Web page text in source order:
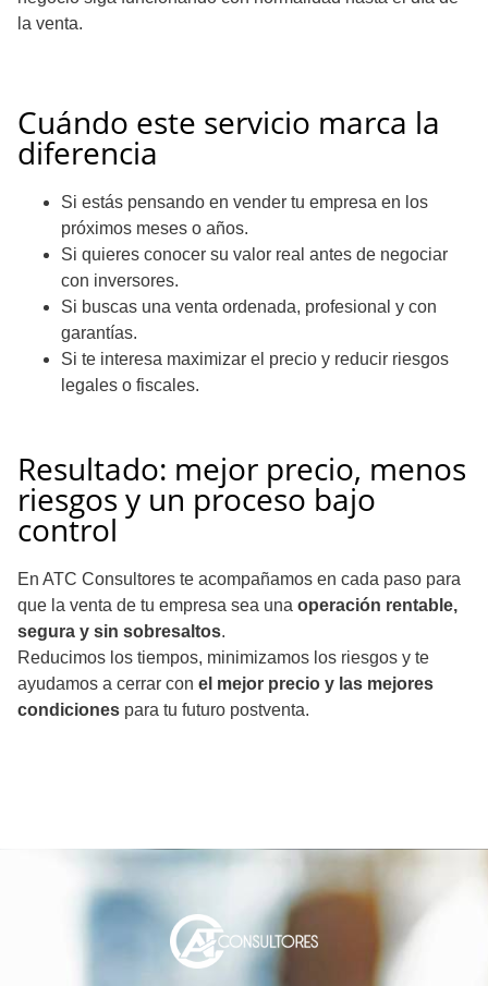
la venta.
Cuándo este servicio marca la
diferencia
Si estás pensando en vender tu empresa en los
próximos meses o años.
Si quieres conocer su valor real antes de negociar
con inversores.
Si buscas una venta ordenada, profesional y con
garantías.
Si te interesa maximizar el precio y reducir riesgos
legales o fiscales.
Resultado: mejor precio, menos
riesgos y un proceso bajo
control
En ATC Consultores te acompañamos en cada paso para
que la venta de tu empresa sea una operación rentable,
segura y sin sobresaltos.
Reducimos los tiempos, minimizamos los riesgos y te
ayudamos a cerrar con el mejor precio y las mejores
condiciones para tu futuro postventa.